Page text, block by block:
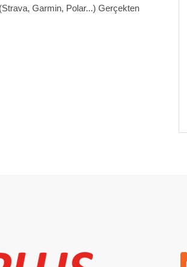
Garmin, Polar...) Gerçekten
Keşfet